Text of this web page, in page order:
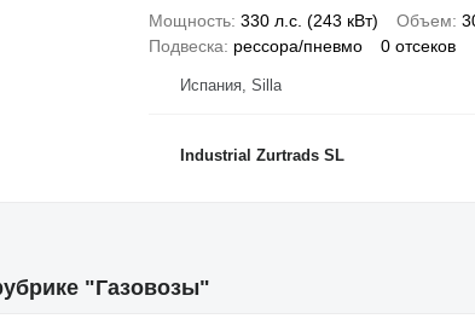
Мощность 330 л.с. (243 кВт) Объем
Подвеска
рессора/пневмо 0 отсеков
Испания, Silla
Industrial Zurtrads SL
"Газовозы"